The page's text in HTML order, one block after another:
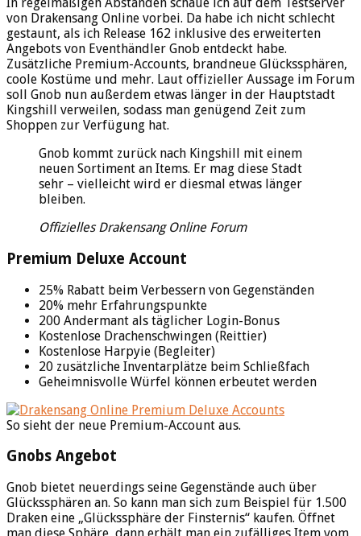
von Drakensang Online vorbei. Da habe ich nicht schlecht
gestaunt, als ich Release 162 inklusive des erweiterten
Angebots von Eventhändler Gnob entdeckt habe.
Zusätzliche Premium-Accounts, brandneue Glückssphären,
coole Kostüme und mehr. Laut offizieller Aussage im Forum
soll Gnob nun außerdem etwas länger in der Hauptstadt
Kingshill verweilen, sodass man genügend Zeit zum
Shoppen zur Verfügung hat.
Gnob kommt zurück nach Kingshill mit einem
neuen Sortiment an Items. Er mag diese Stadt
sehr – vielleicht wird er diesmal etwas länger
bleiben.
Offizielles Drakensang Online Forum
Premium Deluxe Account
25% Rabatt beim Verbessern von Gegenständen
20% mehr Erfahrungspunkte
200 Andermant als täglicher Login-Bonus
Kostenlose Drachenschwingen (Reittier)
Kostenlose Harpyie (Begleiter)
20 zusätzliche Inventarplätze beim Schließfach
Geheimnisvolle Würfel können erbeutet werden
So sieht der neue Premium-Account aus.
Gnobs Angebot
Gnob bietet neuerdings seine Gegenstände auch über
Glückssphären an. So kann man sich zum Beispiel für 1.500
Draken eine „Glückssphäre der Finsternis“ kaufen. Öffnet